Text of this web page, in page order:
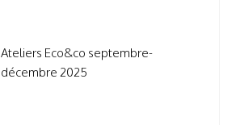
Ateliers Eco&co septembre-
décembre 2025